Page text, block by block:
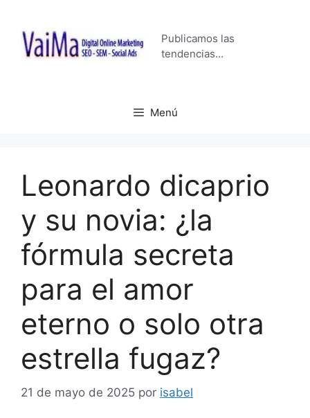
contenido
Publicamos las
tendencias…
Menú
Leonardo dicaprio
y su novia: ¿la
fórmula secreta
para el amor
eterno o solo otra
estrella fugaz?
21 de mayo de 2025 por isabel